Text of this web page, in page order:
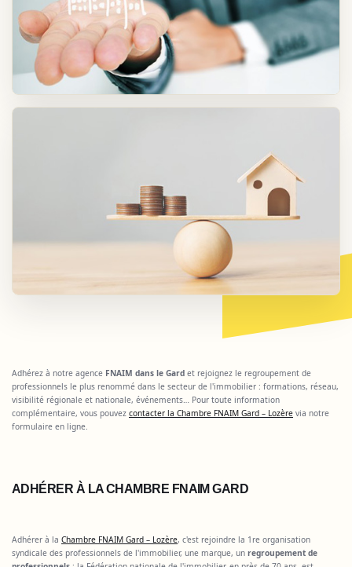
Adhérez à notre agence FNAIM dans le Gard et rejoignez le regroupement de
professionnels le plus renommé dans le secteur de l'immobilier : formations, réseau,
visibilité régionale et nationale, événements… Pour toute information
complémentaire, vous pouvez contacter la Chambre FNAIM Gard – Lozère via notre
formulaire en ligne.
ADHÉRER À LA CHAMBRE FNAIM GARD
Adhérer à la Chambre FNAIM Gard – Lozère, c'est rejoindre la 1re organisation
syndicale des professionnels de l'immobilier, une marque, un regroupement de